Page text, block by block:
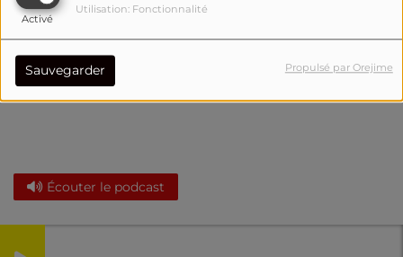
Activé
Utilisation: Fonctionnalité
Sauvegarder Propulsé par Orejime
Écouter le podcast
Take Over 2 ème édition